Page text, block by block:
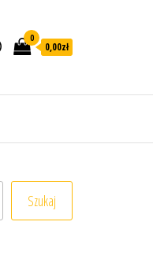
0
0,00zł
Szukaj